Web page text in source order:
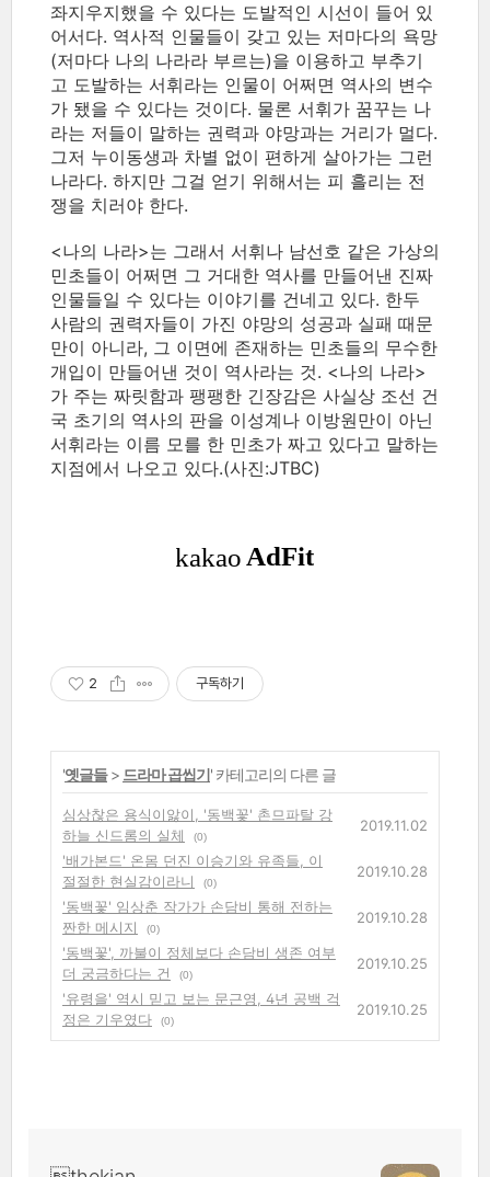
좌지우지했을 수 있다는 도발적인 시선이 들어 있
어서다. 역사적 인물들이 갖고 있는 저마다의 욕망
(저마다 나의 나라라 부르는)을 이용하고 부추기
고 도발하는 서휘라는 인물이 어쩌면 역사의 변수
가 됐을 수 있다는 것이다. 물론 서휘가 꿈꾸는 나
라는 저들이 말하는 권력과 야망과는 거리가 멀다.
그저 누이동생과 차별 없이 편하게 살아가는 그런
나라다. 하지만 그걸 얻기 위해서는 피 흘리는 전
쟁을 치러야 한다.
<나의 나라>는 그래서 서휘나 남선호 같은 가상의
민초들이 어쩌면 그 거대한 역사를 만들어낸 진짜
인물들일 수 있다는 이야기를 건네고 있다. 한두
사람의 권력자들이 가진 야망의 성공과 실패 때문
만이 아니라, 그 이면에 존재하는 민초들의 무수한
개입이 만들어낸 것이 역사라는 것. <나의 나라>
가 주는 짜릿함과 팽팽한 긴장감은 사실상 조선 건
국 초기의 역사의 판을 이성계나 이방원만이 아닌
서휘라는 이름 모를 한 민초가 짜고 있다고 말하는
지점에서 나오고 있다.(사진:JTBC)
2 구독하기
'옛글들> 드라마 곱씹기' 카테고리의 다른 글
심상찮은 용식이앓이, '동백꽃' 촌므파탈 강
하늘 신드롬의 실체
(0)
2019.11.02
'배가본드' 온몸 던진 이승기와 유족들, 이
절절한 현실감이라니
(0)
2019.10.28
'동백꽃' 임상춘 작가가 손담비 통해 전하는
짠한 메시지
(0)
2019.10.28
'동백꽃', 까불이 정체보다 손담비 생존 여부
더 궁금하다는 건
(0)
2019.10.25
'유령을' 역시 믿고 보는 문근영, 4년 공백 걱
정은 기우였다
(0)
2019.10.25